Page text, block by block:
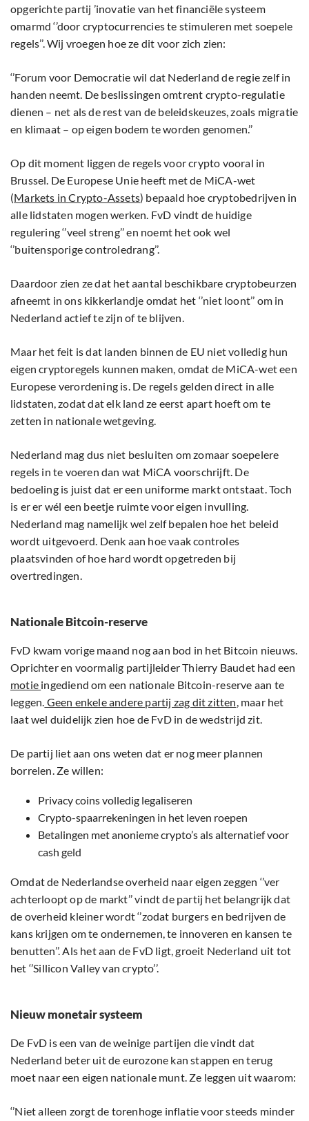
opgerichte partij ’inovatie van het financiële systeem
omarmd ‘’door cryptocurrencies te stimuleren met soepele
regels’’. Wij vroegen hoe ze dit voor zich zien:
‘’Forum voor Democratie wil dat Nederland de regie zelf in
handen neemt. De beslissingen omtrent crypto-regulatie
dienen – net als de rest van de beleidskeuzes, zoals migratie
en klimaat – op eigen bodem te worden genomen.’’
Op dit moment liggen de regels voor crypto vooral in
Brussel. De Europese Unie heeft met de MiCA-wet
(Markets in Crypto-Assets) bepaald hoe cryptobedrijven in
alle lidstaten mogen werken. FvD vindt de huidige
regulering ‘’veel streng’’ en noemt het ook wel
‘’buitensporige controledrang’’.
Daardoor zien ze dat het aantal beschikbare cryptobeurzen
afneemt in ons kikkerlandje omdat het ‘’niet loont’’ om in
Nederland actief te zijn of te blijven.
Maar het feit is dat landen binnen de EU niet volledig hun
eigen cryptoregels kunnen maken, omdat de MiCA-wet een
Europese verordening is. De regels gelden direct in alle
lidstaten, zodat dat elk land ze eerst apart hoeft om te
zetten in nationale wetgeving.
Nederland mag dus niet besluiten om zomaar soepelere
regels in te voeren dan wat MiCA voorschrijft. De
bedoeling is juist dat er een uniforme markt ontstaat. Toch
is er er wél een beetje ruimte voor eigen invulling.
Nederland mag namelijk wel zelf bepalen hoe het beleid
wordt uitgevoerd. Denk aan hoe vaak controles
plaatsvinden of hoe hard wordt opgetreden bij
overtredingen.
Nationale Bitcoin-reserve
FvD kwam vorige maand nog aan bod in het Bitcoin nieuws.
Oprichter en voormalig partijleider Thierry Baudet had een
motie ingediend om een nationale Bitcoin-reserve aan te
leggen. Geen enkele andere partij zag dit zitten, maar het
laat wel duidelijk zien hoe de FvD in de wedstrijd zit.
De partij liet aan ons weten dat er nog meer plannen
borrelen. Ze willen:
Privacy coins volledig legaliseren
Crypto-spaarrekeningen in het leven roepen
Betalingen met anonieme crypto’s als alternatief voor
cash geld
Omdat de Nederlandse overheid naar eigen zeggen ‘’ver
achterloopt op de markt’’ vindt de partij het belangrijk dat
de overheid kleiner wordt ‘’zodat burgers en bedrijven de
kans krijgen om te ondernemen, te innoveren en kansen te
benutten’’. Als het aan de FvD ligt, groeit Nederland uit tot
het ‘’Sillicon Valley van crypto’’.
Nieuw monetair systeem
De FvD is een van de weinige partijen die vindt dat
Nederland beter uit de eurozone kan stappen en terug
moet naar een eigen nationale munt. Ze leggen uit waarom:
‘’Niet alleen zorgt de torenhoge inflatie voor steeds minder